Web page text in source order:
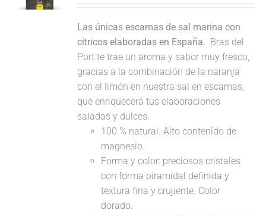
Las únicas escamas de sal marina con
cítricos elaboradas en España. Bras del
Port te trae un aroma y sabor muy fresco,
gracias a la combinación de la naranja
con el limón en nuestra sal en escamas,
que enriquecerá tus elaboraciones
saladas y dulces.
100 % natural. Alto contenido de
magnesio.
Forma y color: preciosos cristales
con forma piramidal definida y
textura fina y crujiente. Color
dorado.